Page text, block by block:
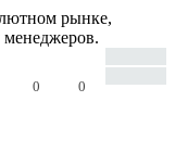
рынке,
менеджеров.
0
0